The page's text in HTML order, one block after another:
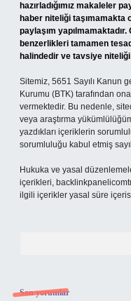
hazırladığımız makaleler
haber niteliği taşımamakta
paylaşım
benzerlikleri tamamen
halindedir ve tavsiye niteliği
Sitemiz, 5651 Sayılı Kanun
Kurumu (BTK) tarafından
vermektedir. Bu nedenle,
veya araştırma
yazdıkları içeriklerin
sorumluluğu kabul etmiş
Hukuka ve yasal
içerikleri,
ilgili içerikler yasal süre
Son yorumlar